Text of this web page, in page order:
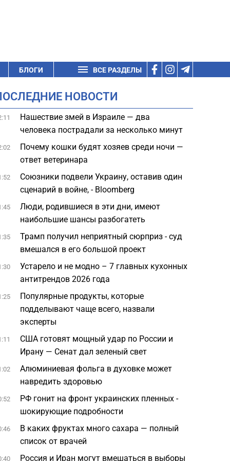
БЛОГИ ВСЕ РАЗДЕЛЫ
НОВОСТИ
Нашествие змей в Израиле — два
человека пострадали за несколько минут
Почему кошки будят хозяев среди ночи —
ответ ветеринара
Союзники подвели Украину, оставив один
сценарий в войне, - Bloomberg
Люди, родившиеся в эти дни, имеют
наибольшие шансы разбогатеть
Трамп получил неприятный сюрприз - суд
вмешался в его большой проект
Устарело и не модно – 7 главных кухонных
антитрендов 2026 года
Популярные продукты, которые
подделывают чаще всего, назвали
эксперты
США готовят мощный удар по России и
Ирану — Сенат дал зеленый свет
Алюминиевая фольга в духовке может
навредить здоровью
РФ гонит на фронт украинских пленных -
шокирующие подробности
В каких фруктах много сахара — полный
список от врачей
Россия и Иран могут вмешаться в выборы